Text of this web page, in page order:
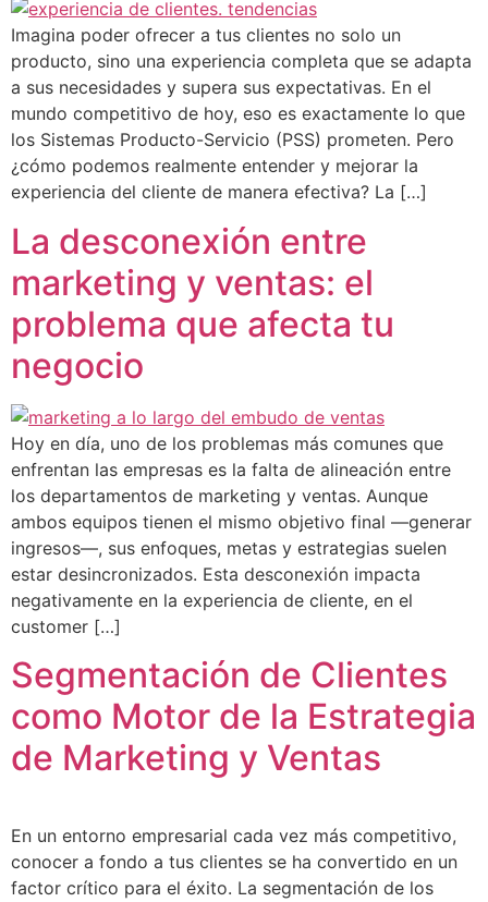
Imagina poder ofrecer a tus clientes no solo un
producto, sino una experiencia completa que se adapta
a sus necesidades y supera sus expectativas. En el
mundo competitivo de hoy, eso es exactamente lo que
los Sistemas Producto-Servicio (PSS) prometen. Pero
¿cómo podemos realmente entender y mejorar la
experiencia del cliente de manera efectiva? La […]
La desconexión entre
marketing y ventas: el
problema que afecta tu
negocio
Hoy en día, uno de los problemas más comunes que
enfrentan las empresas es la falta de alineación entre
los departamentos de marketing y ventas. Aunque
ambos equipos tienen el mismo objetivo final —generar
ingresos—, sus enfoques, metas y estrategias suelen
estar desincronizados. Esta desconexión impacta
negativamente en la experiencia de cliente, en el
customer […]
Segmentación de Clientes
como Motor de la Estrategia
de Marketing y Ventas
En un entorno empresarial cada vez más competitivo,
conocer a fondo a tus clientes se ha convertido en un
factor crítico para el éxito. La segmentación de los